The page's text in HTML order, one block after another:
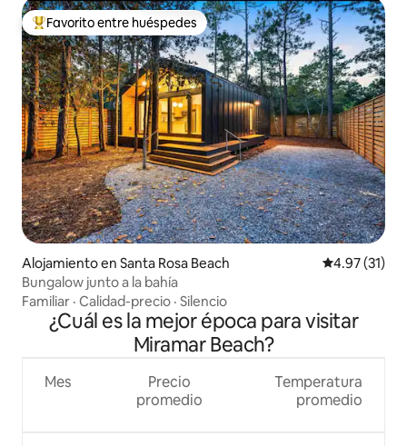
Favorito entre huéspedes preferido
Favorito entre huéspedes
Alojamiento en Santa Rosa Beach Calificación
4.97 (31)
Bungalow junto a la bahía
Familiar · Calidad-precio · Silencio
¿Cuál es la mejor época para visitar
Miramar Beach?
Mes
Precio
promedio
Temperatura
promedio